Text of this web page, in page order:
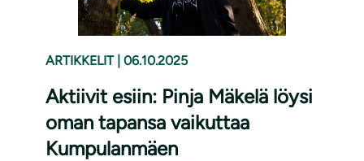
ARTIKKELIT 06.10.2025
Aktiivit esiin: Pinja Mäkelä löysi
oman tapansa vaikuttaa
Kumpulanmäen